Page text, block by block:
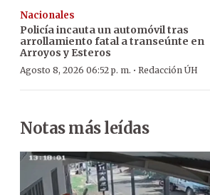
Nacionales
Policía incauta un automóvil tras
arrollamiento fatal a transeúnte en
Arroyos y Esteros
Agosto 8, 2026 06:52 p. m. · Redacción ÚH
Notas más leídas